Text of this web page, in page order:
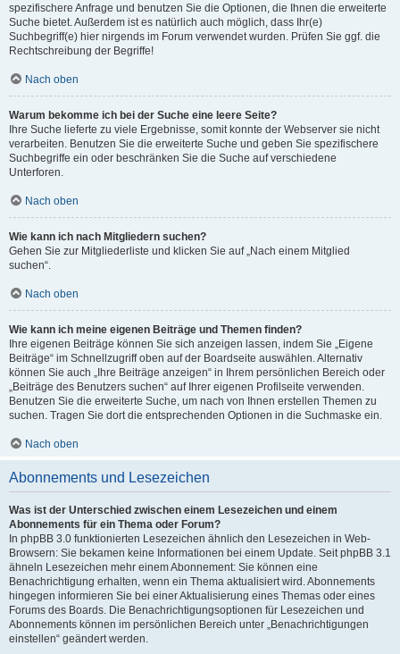
spezifischere Anfrage und benutzen Sie die Optionen, die Ihnen die erweiterte
Suche bietet. Außerdem ist es natürlich auch möglich, dass Ihr(e)
Suchbegriff(e) hier nirgends im Forum verwendet wurden. Prüfen Sie ggf. die
Rechtschreibung der Begriffe!
Nach oben
Warum bekomme ich bei der Suche eine leere Seite?
Ihre Suche lieferte zu viele Ergebnisse, somit konnte der Webserver sie nicht
verarbeiten. Benutzen Sie die erweiterte Suche und geben Sie spezifischere
Suchbegriffe ein oder beschränken Sie die Suche auf verschiedene
Unterforen.
Nach oben
Wie kann ich nach Mitgliedern suchen?
Gehen Sie zur Mitgliederliste und klicken Sie auf „Nach einem Mitglied
suchen“.
Nach oben
Wie kann ich meine eigenen Beiträge und Themen finden?
Ihre eigenen Beiträge können Sie sich anzeigen lassen, indem Sie „Eigene
Beiträge“ im Schnellzugriff oben auf der Boardseite auswählen. Alternativ
können Sie auch „Ihre Beiträge anzeigen“ in Ihrem persönlichen Bereich oder
„Beiträge des Benutzers suchen“ auf Ihrer eigenen Profilseite verwenden.
Benutzen Sie die erweiterte Suche, um nach von Ihnen erstellen Themen zu
suchen. Tragen Sie dort die entsprechenden Optionen in die Suchmaske ein.
Nach oben
Abonnements und Lesezeichen
Was ist der Unterschied zwischen einem Lesezeichen und einem
Abonnements für ein Thema oder Forum?
In phpBB 3.0 funktionierten Lesezeichen ähnlich den Lesezeichen in Web-
Browsern: Sie bekamen keine Informationen bei einem Update. Seit phpBB 3.1
ähneln Lesezeichen mehr einem Abonnement: Sie können eine
Benachrichtigung erhalten, wenn ein Thema aktualisiert wird. Abonnements
hingegen informieren Sie bei einer Aktualisierung eines Themas oder eines
Forums des Boards. Die Benachrichtigungsoptionen für Lesezeichen und
Abonnements können im persönlichen Bereich unter „Benachrichtigungen
einstellen“ geändert werden.